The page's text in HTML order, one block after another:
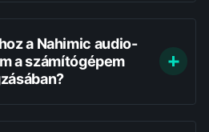
a Nahimic audio-
a számítógépem